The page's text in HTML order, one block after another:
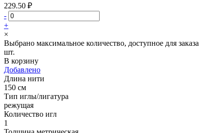
229.50 ₽
-
+
×
Выбрано максимальное количество, доступное для заказа
шт.
В корзину
Добавлено
Длина нити
150 см
Тип иглы/лигатура
режущая
Количество игл
1